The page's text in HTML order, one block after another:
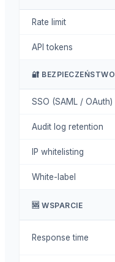
Rate limit
API tokens
🔐 BEZPIECZEŃSTWO
SSO (SAML / OAuth)
Audit log retention
IP whitelisting
White-label
🆘 WSPARCIE
Response time